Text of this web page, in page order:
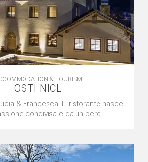
& TOURISM
OSTI NICL
& Francesca !Il ristorante nasce
condivisa e da un perc...